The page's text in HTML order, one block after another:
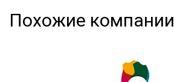
Похожие компании